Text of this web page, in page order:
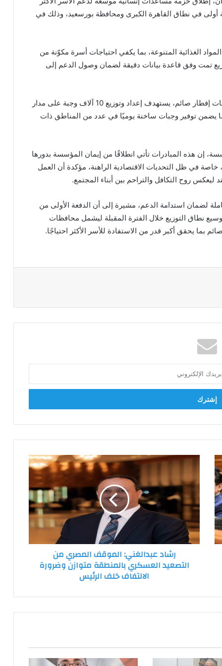
غذائية كدفعة أولى في نطاق القاهرة الكبرى ومحافظة بورسعيد، وذلك في
تزن 25 كيلو جرامًا من المواد الغذائية المتنوعة، بما يكفي احتياجات أسرة مكوّنة من
تمت وفق قاعدة بيانات دقيقة لضمان وصول الدعم إلى
كما أعلنت المؤسسة عن تنفيذ مطبخ خيري لتجهيز وجبات إفطار صائم، يستهدف إعداد وتوزيع 10 آلاف وجبة على مدار
يضمن توفير وجبات ساخنة يوميًا في عدد من المناطق ذات
إن هذه المبادرات تأتي انطلاقًا من إيمان المؤسسة بدورها
في ظل التحديات الاقتصادية الراهنة، مؤكدة أن العمل
روح التكافل والتراحم بين أبناء المجتمع.
لضمان استدامة الدعم، مشيرة إلى أن الدفعة الأولى من
نطاق التوزيع خلال الفترة المقبلة ليشمل محافظات
بما يحقق أكبر قدر من الاستفادة للأسر الأكثر احتياجًا.
رشاد
الموقف
التصعيد
العسكري
بالمنطقة
متوازن
الالتفاف
رشاد عبدالغني: الموقف المصري من
التصعيد العسكري بالمنطقة متوازن وضرورة
الالتفاف خلف الرئيس